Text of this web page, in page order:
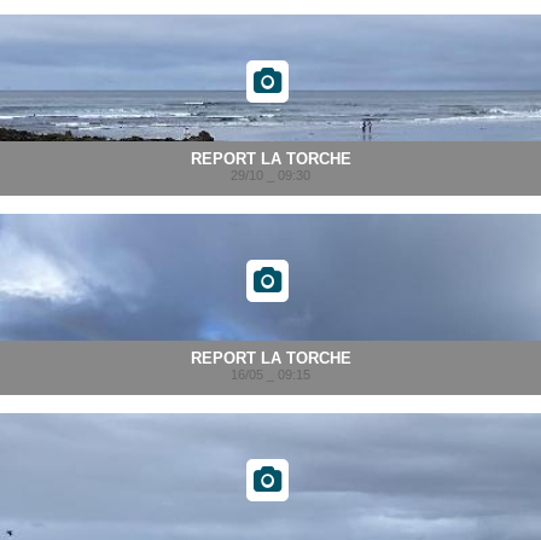
REPORT LA TORCHE
29/10 _ 09:30
REPORT LA TORCHE
16/05 _ 09:15